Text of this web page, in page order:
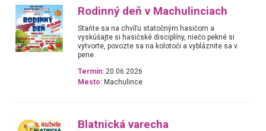
Rodinný deň v Machulinciach
Staňte sa na chvíľu statočným hasičom a
vyskúšajte si hasičské disciplíny, niečo pekné si
vytvorte, povozte sa na kolotoči a vybláznite sa v
pene.
Termín: 20.06.2026
Mesto: Machulince
Blatnická varecha